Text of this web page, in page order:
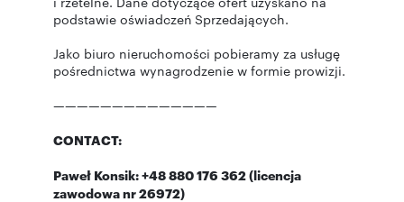
podstawie oświadczeń Sprzedających.
Jako biuro nieruchomości pobieramy za usługę
pośrednictwa wynagrodzenie w formie prowizji.
——————————————
CONTACT:
Paweł Konsik: +48 880 176 362 (licencja
zawodowa nr 26972)